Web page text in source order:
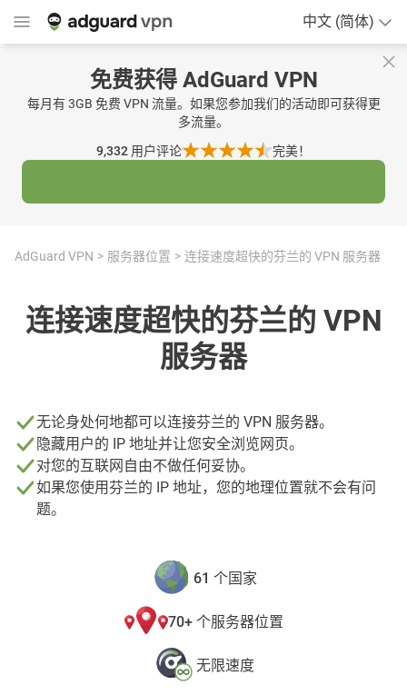
中文 (简体)
免费获得 AdGuard VPN
每月有 3GB 免费 VPN 流量。如果您参加我们的活动即可获得更
多流量。
9,332 用户评论 完美！
AdGuard VPN 服务器位置 连接速度超快的芬兰的 VPN 服务器
连接速度超快的芬兰的 VPN
服务器
无论身处何地都可以连接芬兰的 VPN 服务器。
隐藏用户的 IP 地址并让您安全浏览网页。
对您的互联网自由不做任何妥协。
如果您使用芬兰的 IP 地址，您的地理位置就不会有问
题。
61 个国家
70+ 个服务器位置
无限速度